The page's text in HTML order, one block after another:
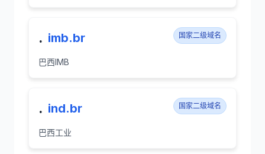
. imb.br 国家二级域名
巴西IMB
. ind.br 国家二级域名
巴西工业